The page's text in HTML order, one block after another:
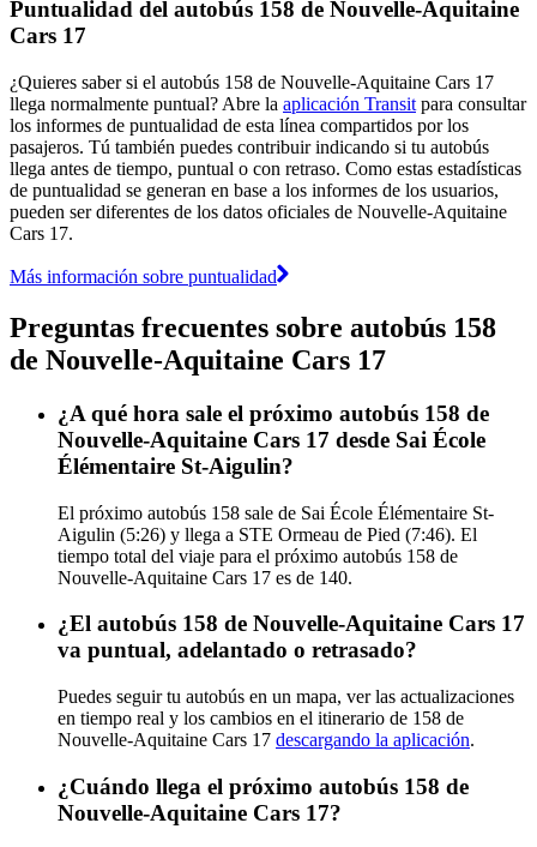
Puntualidad del autobús 158 de Nouvelle-Aquitaine
Cars 17
¿Quieres saber si el autobús 158 de Nouvelle-Aquitaine Cars 17
llega normalmente puntual? Abre la aplicación Transit para consultar
los informes de puntualidad de esta línea compartidos por los
pasajeros. Tú también puedes contribuir indicando si tu autobús
llega antes de tiempo, puntual o con retraso. Como estas estadísticas
de puntualidad se generan en base a los informes de los usuarios,
pueden ser diferentes de los datos oficiales de Nouvelle-Aquitaine
Cars 17.
Más información sobre puntualidad
Preguntas frecuentes sobre autobús 158
de Nouvelle-Aquitaine Cars 17
¿A qué hora sale el próximo autobús 158 de
Nouvelle-Aquitaine Cars 17 desde Sai École
Élémentaire St-Aigulin?
El próximo autobús 158 sale de Sai École Élémentaire St-
Aigulin (5:26) y llega a STE Ormeau de Pied (7:46). El
tiempo total del viaje para el próximo autobús 158 de
Nouvelle-Aquitaine Cars 17 es de 140.
¿El autobús 158 de Nouvelle-Aquitaine Cars 17
va puntual, adelantado o retrasado?
Puedes seguir tu autobús en un mapa, ver las actualizaciones
en tiempo real y los cambios en el itinerario de 158 de
Nouvelle-Aquitaine Cars 17 descargando la aplicación.
¿Cuándo llega el próximo autobús 158 de
Nouvelle-Aquitaine Cars 17?